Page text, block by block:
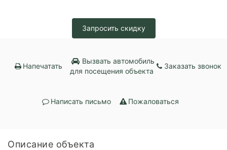
Запросить скидку
Напечатать
Вызвать автомобиль
для посещения объекта
Заказать звонок
Написать письмо Пожаловаться
Описание объекта